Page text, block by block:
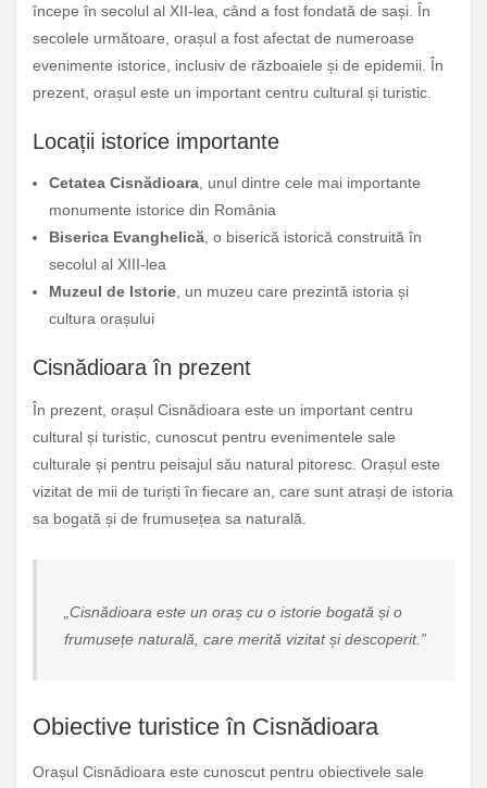
începe în secolul al XII-lea, când a fost fondată de sași. În
secolele următoare, orașul a fost afectat de numeroase
evenimente istorice, inclusiv de războaiele și de epidemii. În
prezent, orașul este un important centru cultural și turistic.
Locații istorice importante
Cetatea Cisnădioara , unul dintre cele mai importante
monumente istorice din România
Biserica Evanghelică , o biserică istorică construită în
secolul al XIII-lea
Muzeul de Istorie , un muzeu care prezintă istoria și
cultura orașului
Cisnădioara în prezent
În prezent, orașul Cisnădioara este un important centru
cultural și turistic, cunoscut pentru evenimentele sale
culturale și pentru peisajul său natural pitoresc. Orașul este
vizitat de mii de turiști în fiecare an, care sunt atrași de istoria
sa bogată și de frumusețea sa naturală.
„Cisnădioara este un oraș cu o istorie bogată și o
frumusețe naturală, care merită vizitat și descoperit.”
Obiective turistice în Cisnădioara
Orașul Cisnădioara este cunoscut pentru obiectivele sale